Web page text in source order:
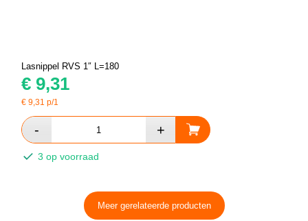
Lasnippel RVS 1″ L=180
€ 9,31
€9,31 p/1
3 op voorraad
Meer gerelateerde producten